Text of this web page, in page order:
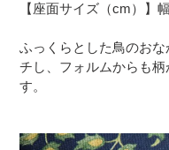
【座面サイズ（cm）】
ふっくらとした鳥のお
チし、フォルムからも
す。